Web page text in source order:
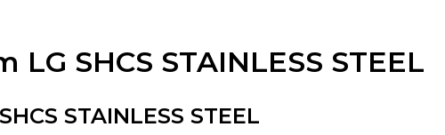
SHCS STAINLESS STEEL
STAINLESS STEEL